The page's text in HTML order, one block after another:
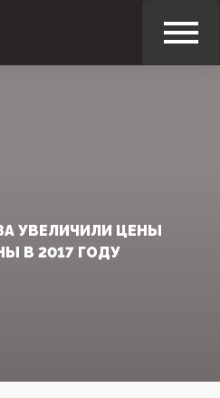
УВЕЛИЧИЛИ ЦЕНЫ
В 2017 ГОДУ